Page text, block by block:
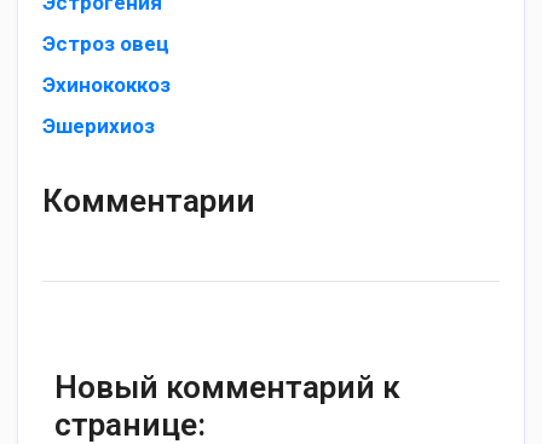
Эстроз овец
Эхинококкоз
Эшерихиоз
Комментарии
Новый комментарий к
странице: